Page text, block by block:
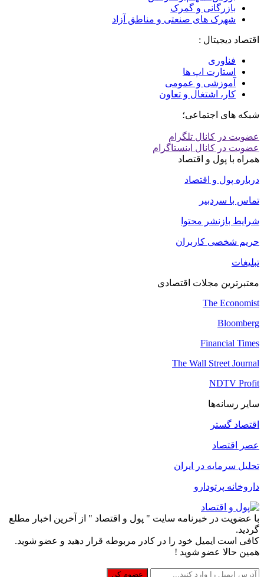
بازرگانی و گمرک
شهرک های صنعتی و مناطق آزاد
اقتصاد دیجیتال :
فناوری
استارت اپ ها
آموزشی و عمومی
کار، اشتغال و تعاون
شبکه های اجتماعی؛
عضویت در کانال تلگرام
عضویت در کانال اینستاگرام
همراه با پول و اقتصاد
درباره پول و اقتصاد
تماس با سردبیر
شرایط بازنشر محتوا
حریم شخصی کاربران
تبلیغات
معتبرترین مجلات اقتصادی
The Economist
Bloomberg
Financial Times
The Wall Street Journal
NDTV Profit
سایر رسانه‌ها
اقتصاد گستر
عصر اقتصاد
تحلیل سرمایه در ایران
داروخانه پرتودارو
با عضویت در خبرنامه سایت " پول و اقتصاد " از آخرین اخبار مطلع
گردید.
کافی است ایمیل خود را در کادر مربوطه قرار دهید و عضو شوید.
همین حالا عضو شوید !